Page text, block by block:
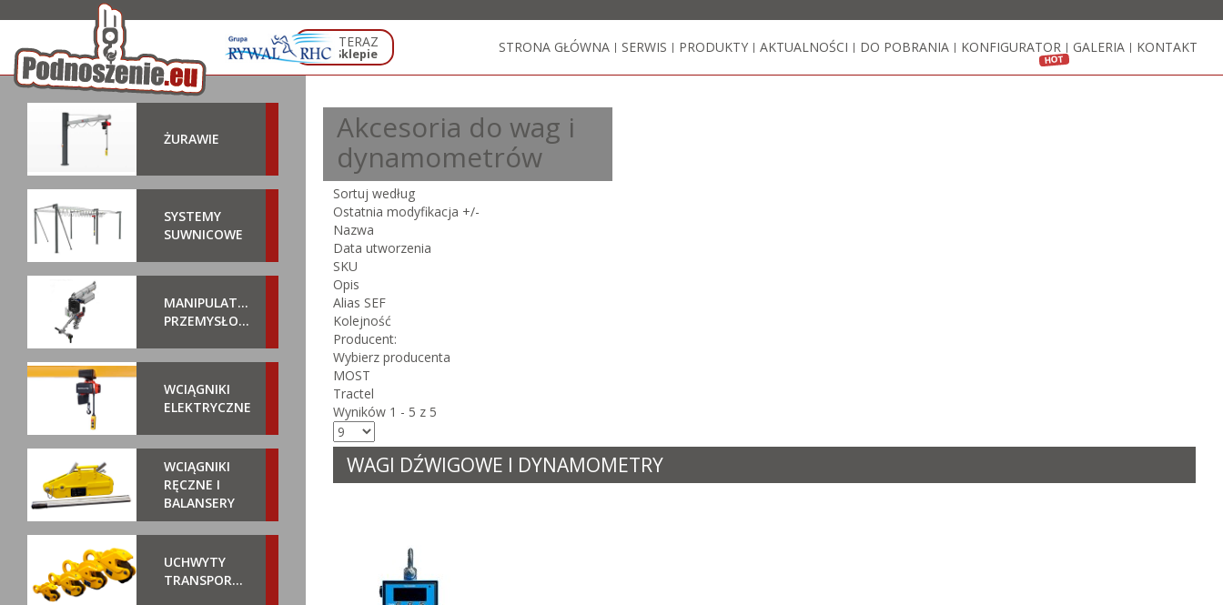
KUP TERAZ
w E-Sklepie STRONA GŁÓWNA | SERWIS | PRODUKTY | AKTUALNOŚCI | DO POBRANIA | KONFIGURATOR | GALERIA | KONTAKT
ŻURAWIE
SYSTEMY
SUWNICOWE
MANIPULATORY
PRZEMYSŁOWE
WCIĄGNIKI
ELEKTRYCZNE
WCIĄGNIKI
RĘCZNE I
BALANSERY
UCHWYTY
TRANSPORTOWE
Akcesoria do wag i
dynamometrów
Sortuj według
Ostatnia modyfikacja +/-
Nazwa
Data utworzenia
SKU
Opis
Alias SEF
Kolejność
Producent:
Wybierz producenta
MOST
Tractel
Wyników 1 - 5 z 5
WAGI DŹWIGOWE I DYNAMOMETRY